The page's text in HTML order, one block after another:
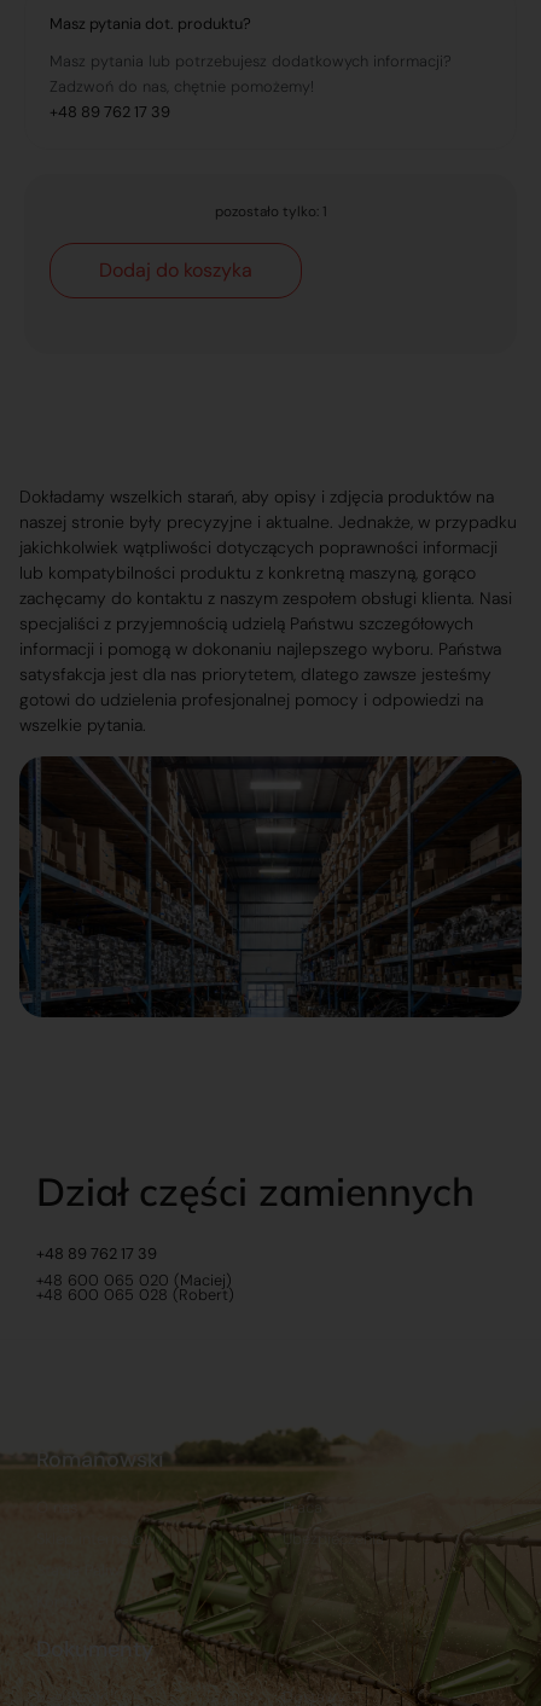
Masz pytania dot. produktu?
Masz pytania lub potrzebujesz dodatkowych informacji?
Zadzwoń do nas, chętnie pomożemy!
+48 89 762 17 39
pozostało tylko: 1
Dodaj do koszyka
Dokładamy wszelkich starań, aby opisy i zdjęcia produktów na
naszej stronie były precyzyjne i aktualne. Jednakże, w przypadku
jakichkolwiek wątpliwości dotyczących poprawności informacji
lub kompatybilności produktu z konkretną maszyną, gorąco
zachęcamy do kontaktu z naszym zespołem obsługi klienta. Nasi
specjaliści z przyjemnością udzielą Państwu szczegółowych
informacji i pomogą w dokonaniu najlepszego wyboru. Państwa
satysfakcja jest dla nas priorytetem, dlatego zawsze jesteśmy
gotowi do udzielenia profesjonalnej pomocy i odpowiedzi na
wszelkie pytania.
Dział części zamiennych
+48 89 762 17 39
+48 600 065 020 (Maciej)
+48 600 065 028 (Robert)
Dokumenty
Regulamin Dostawy
Romanowski
Sklep internetowy
Praca
Ubezpieczenia